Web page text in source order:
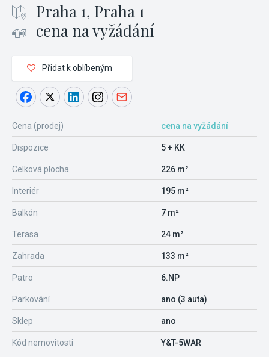
Praha 1, Praha 1
cena na vyžádání
Přidat k oblíbeným
Cena (prodej) cena na vyžádání
Dispozice 5 + KK
Celková plocha 226 m²
Interiér 195 m²
Balkón 7 m²
Terasa 24 m²
Zahrada 133 m²
Patro 6.NP
Parkování ano (3 auta)
Sklep ano
Kód nemovitosti Y&T-5WAR